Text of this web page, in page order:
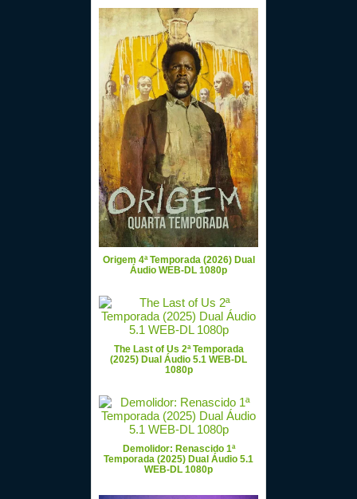
Origem 4ª Temporada (2026) Dual
Áudio WEB-DL 1080p
The Last of Us 2ª Temporada
(2025) Dual Áudio 5.1 WEB-DL
1080p
Demolidor: Renascido 1ª
Temporada (2025) Dual Áudio 5.1
WEB-DL 1080p